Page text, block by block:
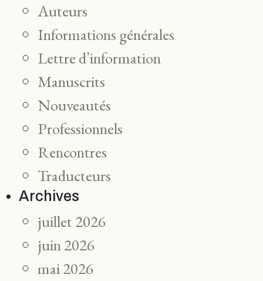
Auteurs
Informations générales
Lettre d’information
Manuscrits
Nouveautés
Professionnels
Rencontres
Traducteurs
Archives
juillet 2026
juin 2026
mai 2026